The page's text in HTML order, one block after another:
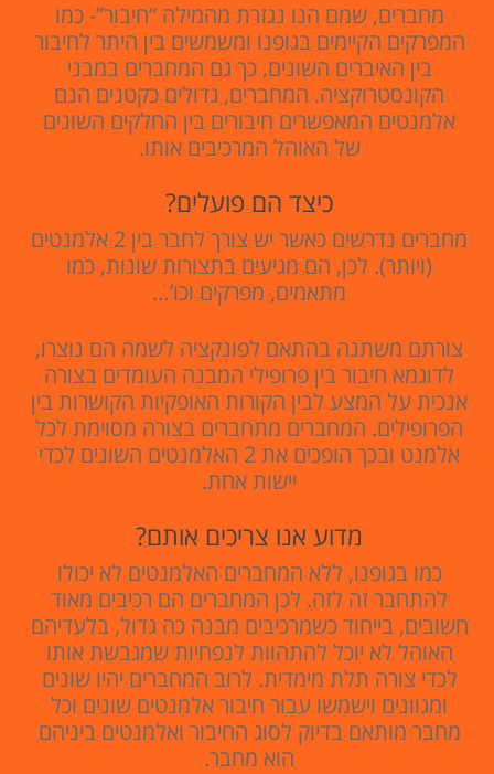
מחברים, שמם הנו נגזרת מהמילה “חיבור”- כמו
המפרקים הקיימים בגופנו ומשמשים בין היתר לחיבור
בין האיברים השונים, כך גם המחברים במבני
הקונסטרוקציה. המחברים, גדולים כקטנים הנם
אלמנטים המאפשרים חיבורים בין החלקים השונים
של האוהל המרכיבים אותו.
כיצד הם פועלים?
מחברים נדרשים כאשר יש צורך לחבר בין 2 אלמנטים
(ויותר). לכן, הם מגיעים בתצורות שונות, כמו
מתאמים, מפרקים וכו’…
צורתם משתנה בהתאם לפונקציה לשמה הם נוצרו,
לדוגמא חיבור בין פרופילי המבנה העומדים בצורה
אנכית על המצע לבין הקורות האופקיות הקושרות בין
הפרופילים. המחברים מתחברים בצורה מסוימת לכל
אלמנט ובכך הופכים את 2 האלמנטים השונים לכדי
יישות אחת.
מדוע אנו צריכים אותם?
כמו בגופנו, ללא המחברים האלמנטים לא יכולו
להתחבר זה לזה. לכן המחברים הם רכיבים מאוד
חשובים, בייחוד כשמרכיבים מבנה כה גדול, בלעדיהם
האוהל לא יוכל להתהוות לנפחיות שמגבשת אותו
לכדי צורה תלת מימדית. לרוב המחברים יהיו שונים
ומגוונים וישמשו עבור חיבור אלמנטים שונים וכל
מחבר מותאם בדיוק לסוג החיבור ואלמנטים ביניהם
הוא מחבר.